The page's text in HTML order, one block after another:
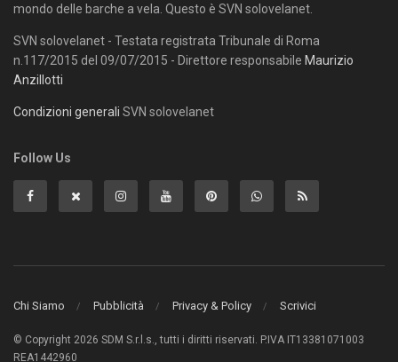
mondo delle barche a vela. Questo è SVN solovelanet.
SVN solovelanet - Testata registrata Tribunale di Roma
n.117/2015 del 09/07/2015 - Direttore responsabile Maurizio
Anzillotti
Condizioni generali SVN solovelanet
Follow Us
Chi Siamo Pubblicità Privacy & Policy Scrivici
© Copyright 2026 SDM S.r.l.s., tutti i diritti riservati. P.IVA IT13381071003
REA1442960